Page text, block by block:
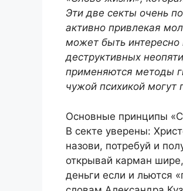
Эти две секты очень
активно привлекая
может быть
деструктивных
применяются методы
чужой психикой могут
Основные принципы
В секте уверены:
назови, потребуй и
открывай карман
деньги если и льются